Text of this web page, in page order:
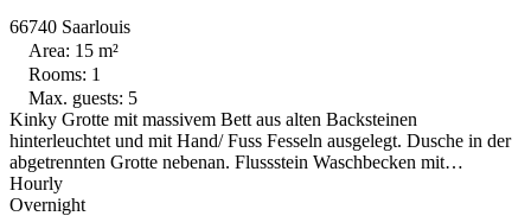
66740 Saarlouis
Area: 15 m²
Rooms: 1
Max. guests: 5
Kinky Grotte mit massivem Bett aus alten Backsteinen
hinterleuchtet und mit Hand/ Fuss Fesseln ausgelegt. Dusche in der
abgetrennten Grotte nebenan. Flussstein Waschbecken mit…
Hourly
Overnight